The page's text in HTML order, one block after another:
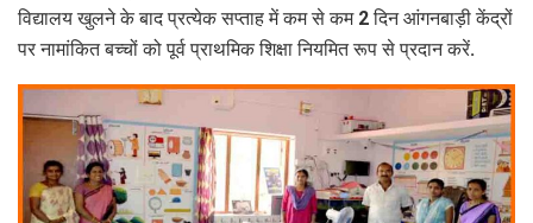
विद्यालय खुलने के बाद प्रत्येक सप्ताह में कम से कम 2 दिन आंगनबाड़ी केंद्रों
पर नामांकित बच्चों को पूर्व प्राथमिक शिक्षा नियमित रूप से प्रदान करें.